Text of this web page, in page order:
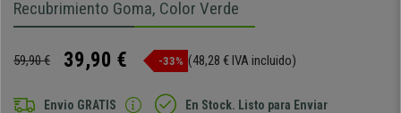
Recubrimiento Goma, Color Verde
59,90 € 39,90 € -33% (48,28 € IVA incluido)
Envio GRATIS En Stock. Listo para Enviar